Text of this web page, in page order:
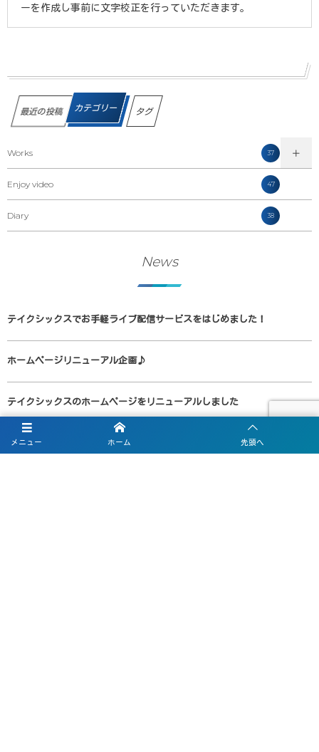
ーを作成し事前に文字校正を行っていただきます。
最近の投稿 カテゴリー タグ
Works 37
Enjoy video 47
Diary 38
News
テイクシックスでお手軽ライブ配信サービスをはじめました！
ホームページリニューアル企画♪
テイクシックスのホームページをリニューアルしました
メニュー ホーム 先頭へ